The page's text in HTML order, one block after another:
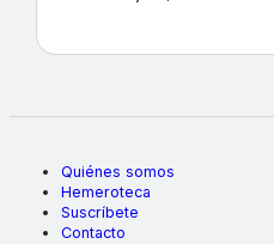
Quiénes somos
Hemeroteca
Suscríbete
Contacto